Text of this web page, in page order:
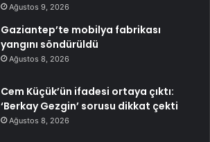
Ağustos 9, 2026
Gaziantep’te mobilya fabrikası
yangını söndürüldü
Ağustos 8, 2026
Cem Küçük’ün ifadesi ortaya çıktı:
‘Berkay Gezgin’ sorusu dikkat çekti
Ağustos 8, 2026